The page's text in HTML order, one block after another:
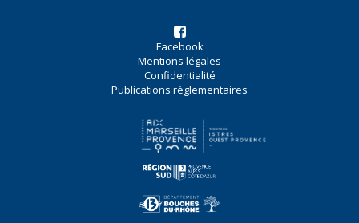
Facebook
Mentions légales
Confidentialité
Publications règlementaires